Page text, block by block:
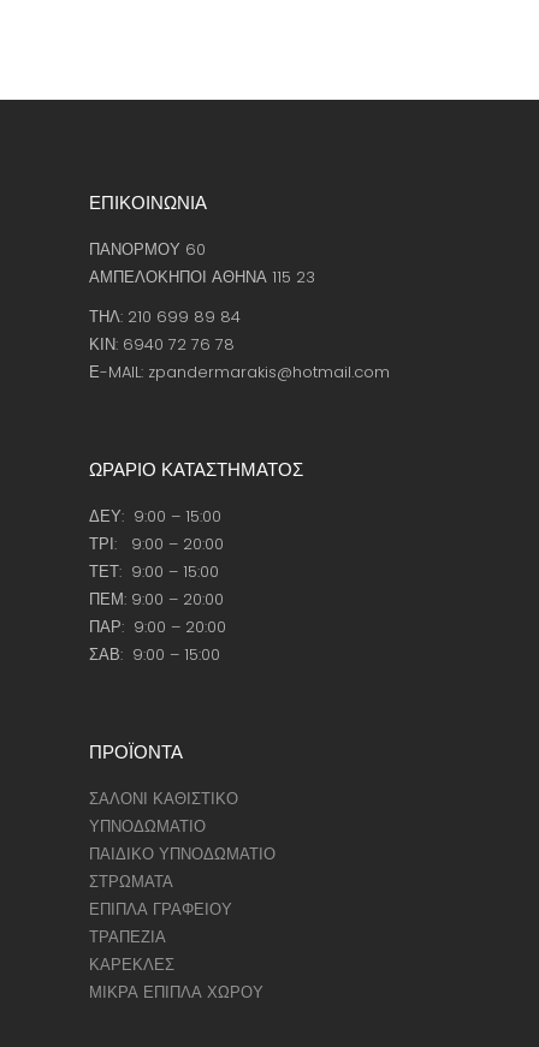
ΕΠΙΚΟΙΝΩΝΙΑ
ΠΑΝΟΡΜΟΥ 60
ΑΜΠΕΛΟΚΗΠΟΙ ΑΘΗΝΑ 115 23
ΤΗΛ: 210 699 89 84
ΚΙΝ: 6940 72 76 78
Ε-MAIL: zpandermarakis@hotmail.com
ΩΡΑΡΙΟ ΚΑΤΑΣΤΗΜΑΤΟΣ
ΔΕΥ: 9:00 – 15:00
ΤΡΙ: 9:00 – 20:00
ΤΕΤ: 9:00 – 15:00
ΠΕΜ: 9:00 – 20:00
ΠΑΡ: 9:00 – 20:00
ΣΑΒ: 9:00 – 15:00
ΠΡΟΪΟΝΤΑ
ΣΑΛΟΝΙ ΚΑΘΙΣΤΙΚΟ
ΥΠΝΟΔΩΜΑΤΙΟ
ΠΑΙΔΙΚΟ ΥΠΝΟΔΩΜΑΤΙΟ
ΣΤΡΩΜΑΤΑ
ΕΠΙΠΛΑ ΓΡΑΦΕΙΟΥ
ΤΡΑΠΕΖΙΑ
ΚΑΡΕΚΛΕΣ
ΜΙΚΡΑ ΕΠΙΠΛΑ ΧΩΡΟΥ